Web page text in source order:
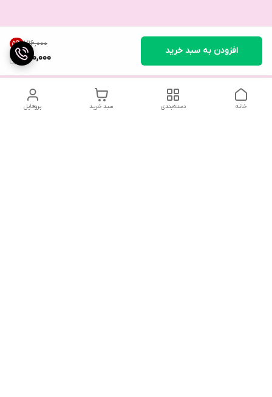
۷۱۶٬۰۰۰ 5%
680,000
افزودن به سبد خرید
پروفایل سبد خرید دسته‌بندی خانه